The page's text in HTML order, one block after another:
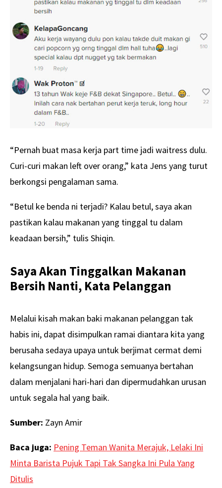
“Pernah buat masa kerja part time jadi waitress dulu.
Curi-curi makan left over orang,” kata Jens yang turut
berkongsi pengalaman sama.
“Betul ke benda ni terjadi? Kalau betul, saya akan
pastikan kalau makanan yang tinggal tu dalam
keadaan bersih,” tulis Shiqin.
Saya Akan Tinggalkan Makanan
Bersih Nanti, Kata Pelanggan
Melalui kisah makan baki makanan pelanggan tak
habis ini, dapat disimpulkan ramai diantara kita yang
berusaha sedaya upaya untuk berjimat cermat demi
kelangsungan hidup. Semoga semuanya bertahan
dalam menjalani hari-hari dan dipermudahkan urusan
untuk segala hal yang baik.
Sumber: Zayn Amir
Baca juga: Pening Teman Wanita Merajuk, Lelaki Ini
Minta Barista Pujuk Tapi Tak Sangka Ini Pula Yang
Ditulis